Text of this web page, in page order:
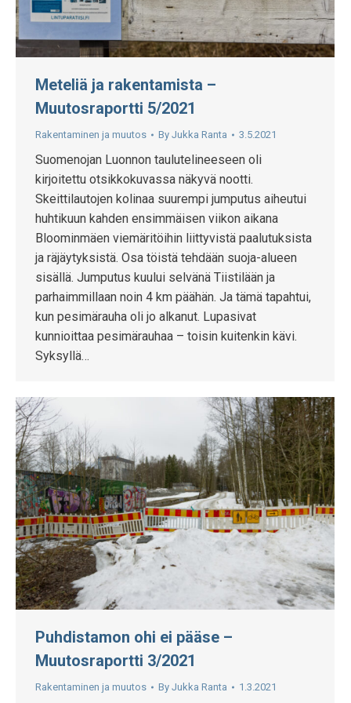
Meteliä ja rakentamista –
Muutosraportti 5/2021
Rakentaminen ja muutos By Jukka Ranta 3.5.2021
Suomenojan Luonnon taulutelineeseen oli
kirjoitettu otsikkokuvassa näkyvä nootti.
Skeittilautojen kolinaa suurempi jumputus aiheutui
huhtikuun kahden ensimmäisen viikon aikana
Bloominmäen viemäritöihin liittyvistä paalutuksista
ja räjäytyksistä. Osa töistä tehdään suoja-alueen
sisällä. Jumputus kuului selvänä Tiistilään ja
parhaimmillaan noin 4 km päähän. Ja tämä tapahtui,
kun pesimärauha oli jo alkanut. Lupasivat
kunnioittaa pesimärauhaa – toisin kuitenkin kävi.
Syksyllä…
Puhdistamon ohi ei pääse –
Muutosraportti 3/2021
Rakentaminen ja muutos By Jukka Ranta 1.3.2021